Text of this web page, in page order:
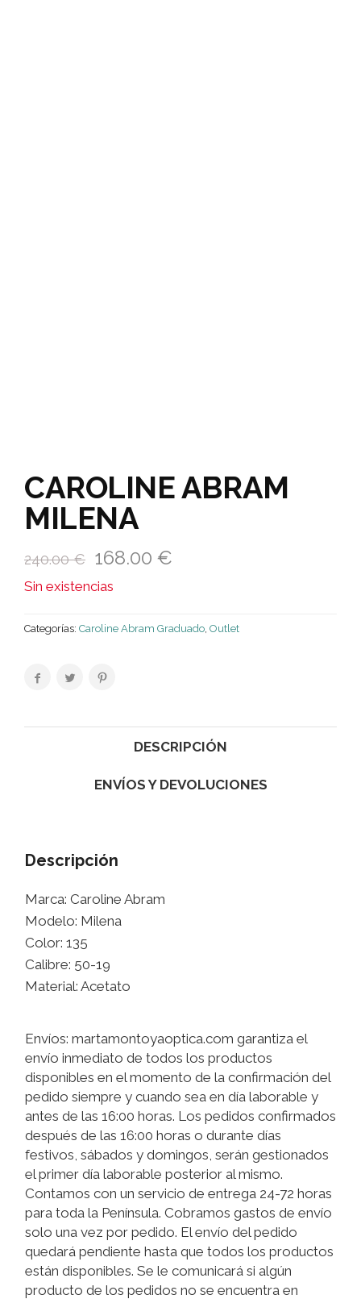
CAROLINE ABRAM
MILENA
240.00€ 168.00 €
Sin existencias
Categorías: Caroline Abram Graduado, Outlet
DESCRIPCIÓN
ENVÍOS Y DEVOLUCIONES
Descripción
Marca: Caroline Abram
Modelo: Milena
Color: 135
Calibre: 50-19
Material: Acetato
Envíos: martamontoyaoptica.com garantiza el
envío inmediato de todos los productos
disponibles en el momento de la confirmación del
pedido siempre y cuando sea en día laborable y
antes de las 16:00 horas. Los pedidos confirmados
después de las 16:00 horas o durante días
festivos, sábados y domingos, serán gestionados
el primer día laborable posterior al mismo.
Contamos con un servicio de entrega 24-72 horas
para toda la Península. Cobramos gastos de envío
solo una vez por pedido. El envío del pedido
quedará pendiente hasta que todos los productos
están disponibles. Se le comunicará si algún
producto de los pedidos no se encuentra en